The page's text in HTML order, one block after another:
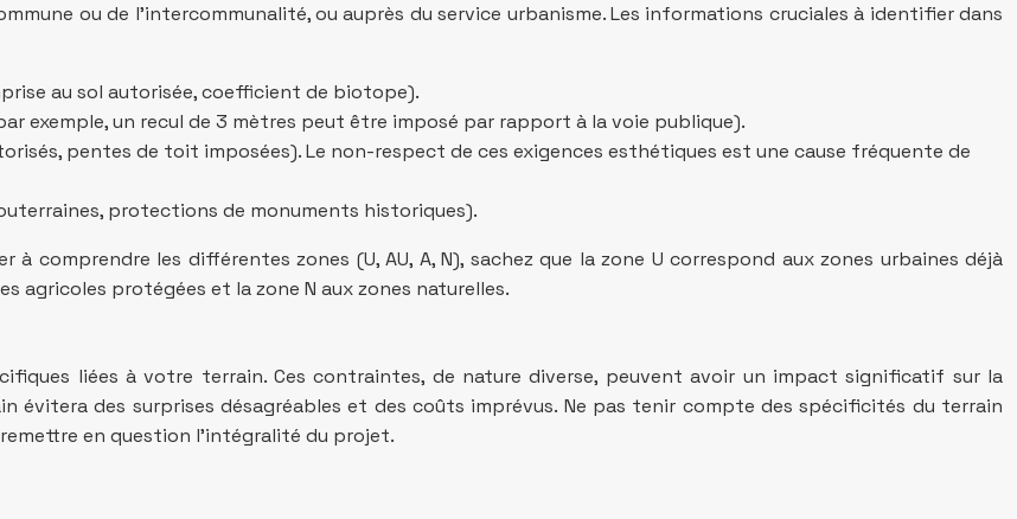
ou de l’intercommunalité, ou auprès du service urbanisme. Les informations cruciales à identifier dans
au sol autorisée, coefficient de biotope).
exemple, un recul de 3 mètres peut être imposé par rapport à la voie publique).
pentes de toit imposées). Le non-respect de ces exigences esthétiques est une cause fréquente de
protections de monuments historiques).
à comprendre les différentes zones (U, AU, A, N), sachez que la zone U correspond aux zones urbaines déjà
agricoles protégées et la zone N aux zones naturelles.
liées à votre terrain. Ces contraintes, de nature diverse, peuvent avoir un impact significatif sur la
des surprises désagréables et des coûts imprévus. Ne pas tenir compte des spécificités du terrain
en question l’intégralité du projet.